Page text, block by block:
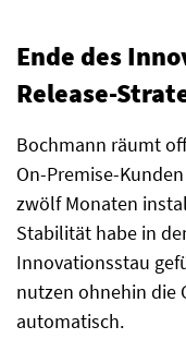
Ende des
Release-
Bochmann räumt
On-Premise-
zwölf Monaten
Stabilität habe in
Innovationsstau
nutzen ohnehin die
automatisch.